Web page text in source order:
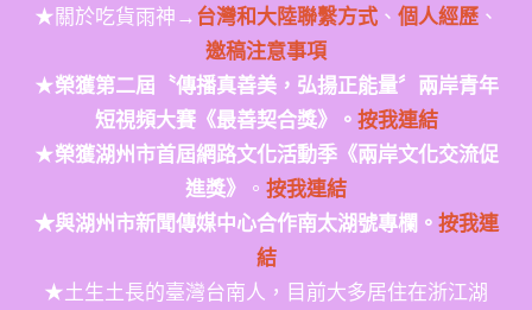
★關於吃貨雨神→台灣和大陸聯繫方式、 個人經歷、
邀稿注意事項
★榮獲第二屆〝傳播真善美，弘揚正能量〞兩岸青年
短視頻大賽《最善契合獎》。 按我連結
★榮獲湖州市首屆網路文化活動季《兩岸文化交流促
進獎》
。 按我連結
★與湖州市新聞傳媒中心合作南太湖號專欄。 按我連
結
★土生土長的臺灣台南人，目前大多居住在浙江湖